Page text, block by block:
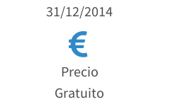
31/12/2014
Precio
Gratuito